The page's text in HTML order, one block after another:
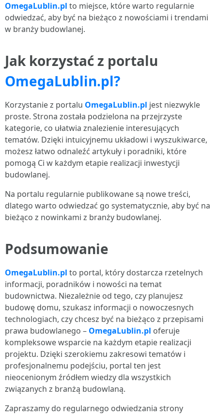
OmegaLublin.pl to miejsce, które warto regularnie
odwiedzać, aby być na bieżąco z nowościami i trendami
w branży budowlanej.
Jak korzystać z portalu
OmegaLublin.pl?
Korzystanie z portalu OmegaLublin.pl jest niezwykle
proste. Strona została podzielona na przejrzyste
kategorie, co ułatwia znalezienie interesujących
tematów. Dzięki intuicyjnemu układowi i wyszukiwarce,
możesz łatwo odnaleźć artykuły i poradniki, które
pomogą Ci w każdym etapie realizacji inwestycji
budowlanej.
Na portalu regularnie publikowane są nowe treści,
dlatego warto odwiedzać go systematycznie, aby być na
bieżąco z nowinkami z branży budowlanej.
Podsumowanie
OmegaLublin.pl to portal, który dostarcza rzetelnych
informacji, poradników i nowości na temat
budownictwa. Niezależnie od tego, czy planujesz
budowę domu, szukasz informacji o nowoczesnych
technologiach, czy chcesz być na bieżąco z przepisami
prawa budowlanego – OmegaLublin.pl oferuje
kompleksowe wsparcie na każdym etapie realizacji
projektu. Dzięki szerokiemu zakresowi tematów i
profesjonalnemu podejściu, portal ten jest
nieocenionym źródłem wiedzy dla wszystkich
związanych z branżą budowlaną.
Zapraszamy do regularnego odwiedzania strony